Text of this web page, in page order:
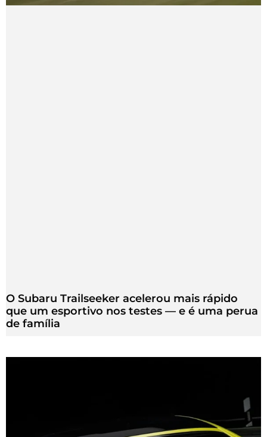
O Subaru Trailseeker acelerou mais rápido
que um esportivo nos testes — e é uma perua
de família